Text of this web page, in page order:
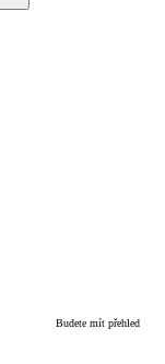
Budete mít přehled